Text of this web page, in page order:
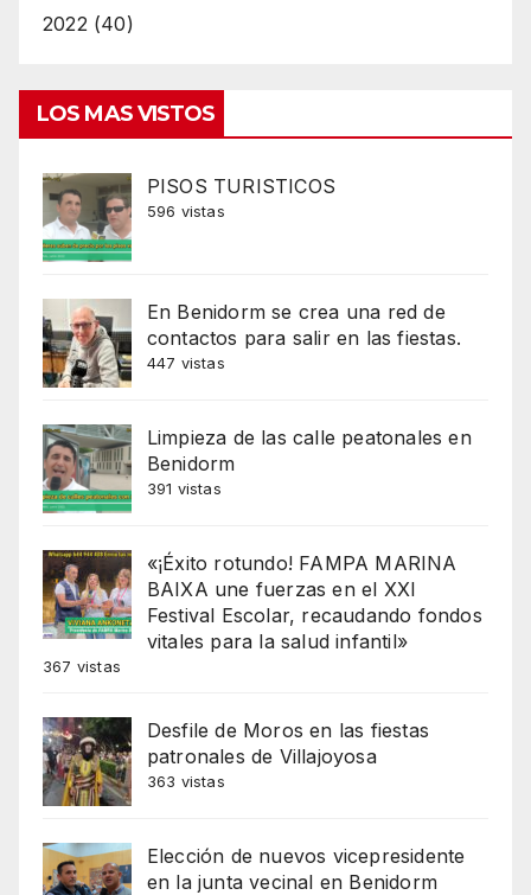
2022 (40)
LOS MAS VISTOS
PISOS TURISTICOS
596 vistas
En Benidorm se crea una red de
contactos para salir en las fiestas.
447 vistas
Limpieza de las calle peatonales en
Benidorm
391 vistas
«¡Éxito rotundo! FAMPA MARINA
BAIXA une fuerzas en el XXI
Festival Escolar, recaudando fondos
vitales para la salud infantil»
367 vistas
Desfile de Moros en las fiestas
patronales de Villajoyosa
363 vistas
Elección de nuevos vicepresidente
en la junta vecinal en Benidorm